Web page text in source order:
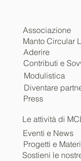
Manto
Abu
presentati
Associazione
Manto Circular
Aderire
Contributi e
Modulistica
Diventare
Press
Le attività di MCL
Eventi e News
Progetti e
Sostieni le